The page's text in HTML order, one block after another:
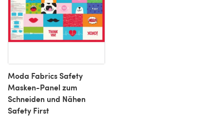
Moda Fabrics Safety
Masken-Panel zum
Schneiden und Nähen
Safety First